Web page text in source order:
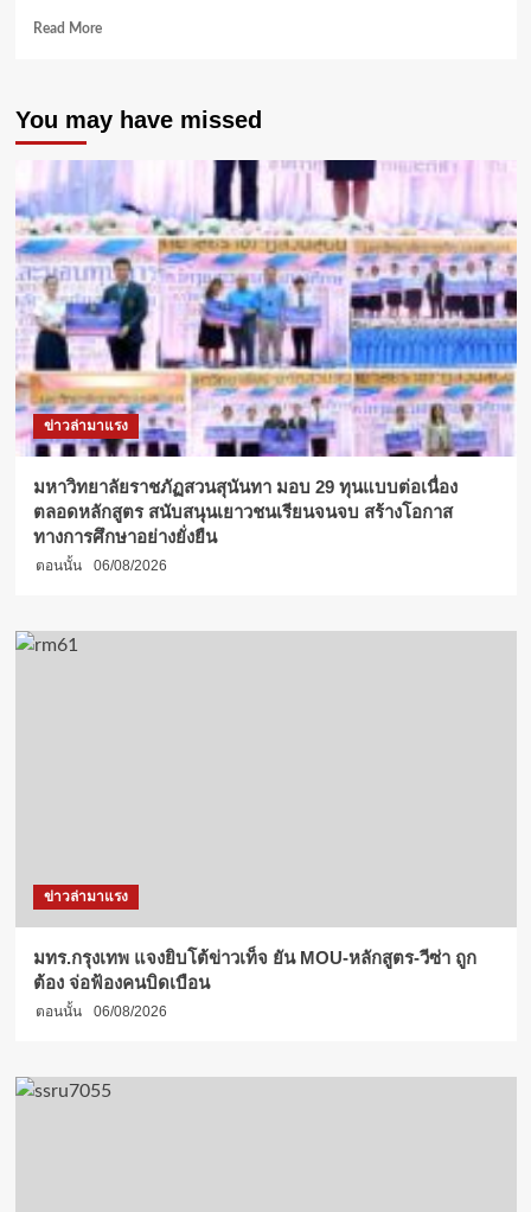
Read MoreRead
ตัน
คอลเลจ”
จาก
เปิด
ตัว
แคมปัส
ใหม่
ใน
ไทย
“ไบรท์
ตัน
คอลเลจ
วิภาวดี” เปิด
บท
ใหม่
การ
ศึกษา
ระดับ
โลก
โดย
ครู
You may have missed
ข่าวล่ามาแรง
มหาวิทยาลัยราชภัฏสวนสุนันทา มอบ 29 ทุนแบบต่อเนื่อง
ตลอดหลักสูตร สนับสนุนเยาวชนเรียนจนจบ สร้างโอกาส
ทางการศึกษาอย่างยั่งยืน
ตอนนั้น 06/08/2026
ข่าวล่ามาแรง
มทร.กรุงเทพ แจงยิบโต้ข่าวเท็จ ยัน MOU-หลักสูตร-วีซ่า ถูก
ต้อง จ่อฟ้องคนบิดเบือน
ตอนนั้น 06/08/2026